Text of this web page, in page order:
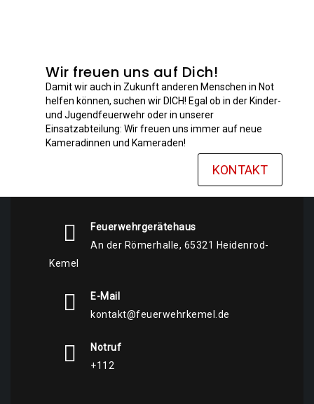
Wir freuen uns auf Dich!
Damit wir auch in Zukunft anderen Menschen in Not
helfen können, suchen wir DICH! Egal ob in der Kinder-
und Jugendfeuerwehr oder in unserer
Einsatzabteilung: Wir freuen uns immer auf neue
Kameradinnen und Kameraden!
KONTAKT
Feuerwehrgerätehaus
An der Römerhalle, 65321 Heidenrod-
Kemel
E-Mail
kontakt@feuerwehrkemel.de
Notruf
+112